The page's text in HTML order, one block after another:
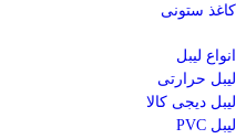
کاغذ ستونی
انواع لیبل
لیبل حرارتی
لیبل دیجی کالا
لیبل PVC